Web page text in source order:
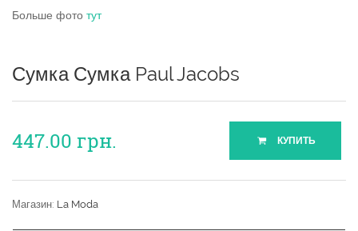
Больше фото тут
Сумка Сумка Paul Jacobs
447.00 грн. КУПИТЬ
Магазин: La Moda